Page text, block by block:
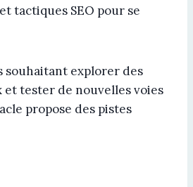
tactiques SEO pour se
souhaitant explorer des
tester de nouvelles voies
propose des pistes